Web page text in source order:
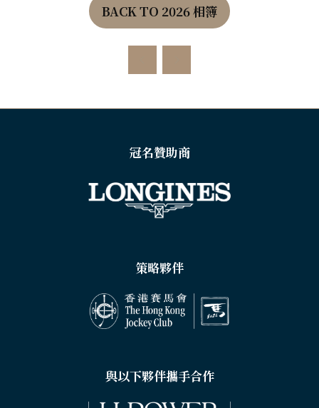
BACK TO 2026 相簿
(OPENS
NEW
冠名贊助商
策略夥伴
與以下夥伴攜手合作